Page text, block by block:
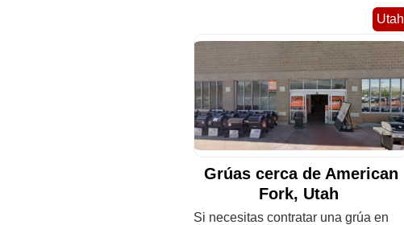
Utah
Grúas cerca de American
Fork, Utah
Si necesitas contratar una grúa en